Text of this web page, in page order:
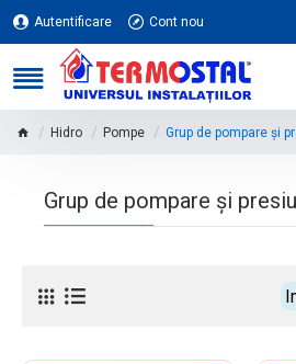
Autentificare Cont nou
Hidro Pompe Grup de pompare și
Grup de pompare și